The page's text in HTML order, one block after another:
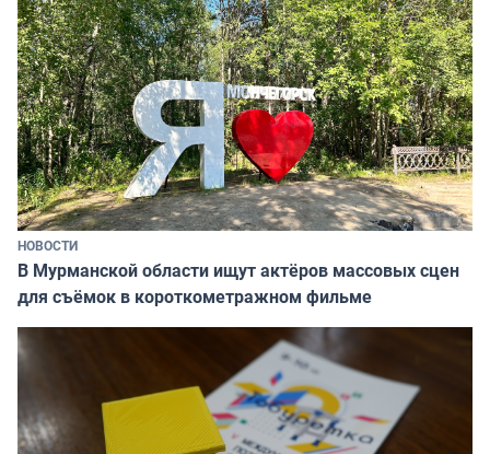
НОВОСТИ
В Мурманской области ищут актёров массовых сцен
для съёмок в короткометражном фильме